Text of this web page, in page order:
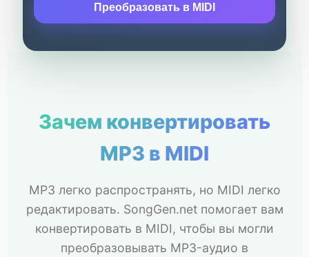
Преобразовать в MIDI
Зачем конвертировать
MP3 в MIDI
MP3 легко распространять, но MIDI легко
редактировать. SongGen.net помогает вам
конвертировать в MIDI, чтобы вы могли
преобразовывать MP3-аудио в